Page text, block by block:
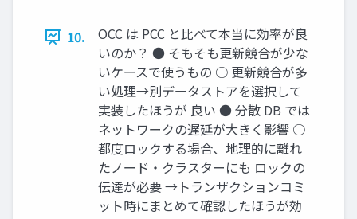
10.
OCC は PCC と比べて本当に効率が良
いのか？ ● そもそも更新競合が少な
いケースで使うもの ○ 更新競合が多
い処理→別データストアを選択して
実装したほうが 良い ● 分散 DB では
ネットワークの遅延が大きく影響 ○
都度ロックする場合、地理的に離れ
たノード・クラスターにも ロックの
伝達が必要 →トランザクションコミ
ット時にまとめて確認したほうが効